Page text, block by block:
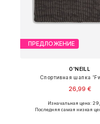
ПРЕДЛОЖЕНИЕ
O'NEILL
Спортивная шапка
26,99 €
Доступные размеры:
Изначальная цена:
Последняя самая низкая